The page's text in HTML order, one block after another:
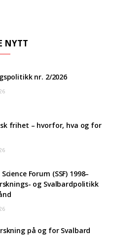
NYTT
nr. 2/2026
frihet – hvorfor, hva og for
Forum (SSF) 1998–
og Svalbardpolitikk
på og for Svalbard